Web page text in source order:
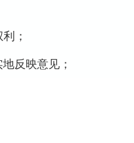
；
反映意见；